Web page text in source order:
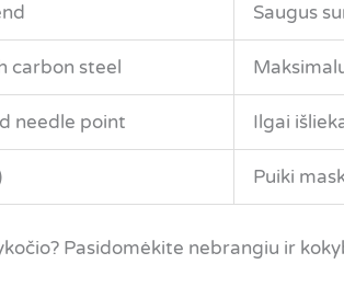
Saugus
carbon steel
needle point Ilgai
Puiki
Pasidomėkite nebrangiu ir